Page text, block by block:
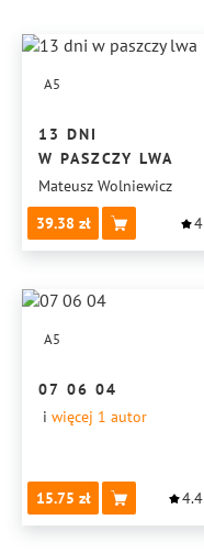
A5
13 DNI
W PASZCZY LWA
Mateusz Wolniewicz
39.38
4
A5
07 06 04
i więcej 1 autor
15.75 4.4